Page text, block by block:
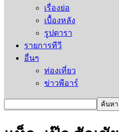
เรื่องย่อ
เบื้องหลัง
รูปดารา
รายการทีวี
อื่นๆ
ท่องเที่ยว
ข่าวพีอาร์